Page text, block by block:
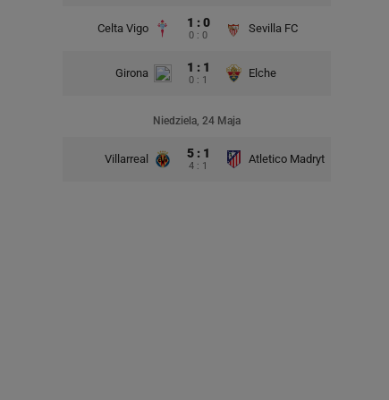
Celta Vigo 1 : 0
0 : 0
Sevilla FC
Girona 1 : 1
0 : 1
Elche
Niedziela, 24 Maja
Villarreal 5 : 1
4 : 1
Atletico Madryt